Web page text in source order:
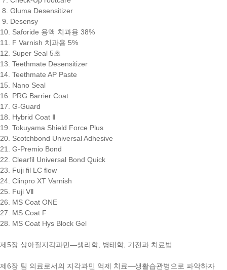
8. Gluma Desensitizer
9. Desensy
10. Saforide 용액 치과용 38%
11. F Varnish 치과용 5%
12. Super Seal 5초
13. Teethmate Desensitizer
14. Teethmate AP Paste
15. Nano Seal
16. PRG Barrier Coat
17. G-Guard
18. Hybrid Coat Ⅱ
19. Tokuyama Shield Force Plus
20. Scotchbond Universal Adhesive
21. G-Premio Bond
22. Clearfil Universal Bond Quick
23. Fuji fil LC flow
24. Clinpro XT Varnish
25. Fuji Ⅶ
26. MS Coat ONE
27. MS Coat F
28. MS Coat Hys Block Gel
제5장 상아질지각과민―생리학, 병태학, 기전과 치료법
제6장 팀 의료로서의 지각과민 억제 치료―생활습관병으로 파악하자